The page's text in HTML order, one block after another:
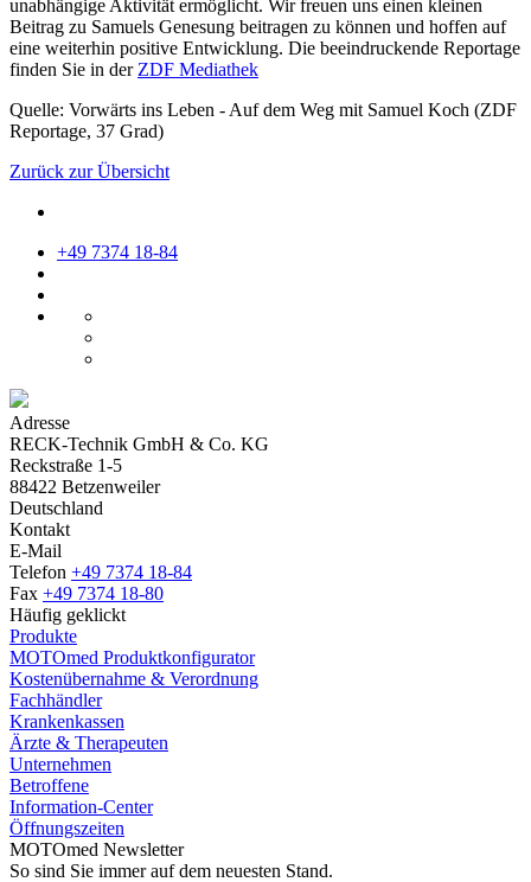
unabhängige Aktivität ermöglicht. Wir freuen uns einen kleinen
Beitrag zu Samuels Genesung beitragen zu können und hoffen auf
eine weiterhin positive Entwicklung. Die beeindruckende Reportage
finden Sie in der ZDF Mediathek
Quelle: Vorwärts ins Leben - Auf dem Weg mit Samuel Koch (ZDF
Reportage, 37 Grad)
Zurück zur Übersicht
+49 7374 18-84
Adresse
RECK-Technik GmbH & Co. KG
Reckstraße 1-5
88422 Betzenweiler
Deutschland
Kontakt
E-Mail
Telefon +49 7374 18-84
Fax +49 7374 18-80
Häufig geklickt
Produkte
MOTOmed Produktkonfigurator
Kostenübernahme & Verordnung
Fachhändler
Krankenkassen
Ärzte & Therapeuten
Unternehmen
Betroffene
Information-Center
Öffnungszeiten
MOTOmed Newsletter
So sind Sie immer auf dem neuesten Stand.